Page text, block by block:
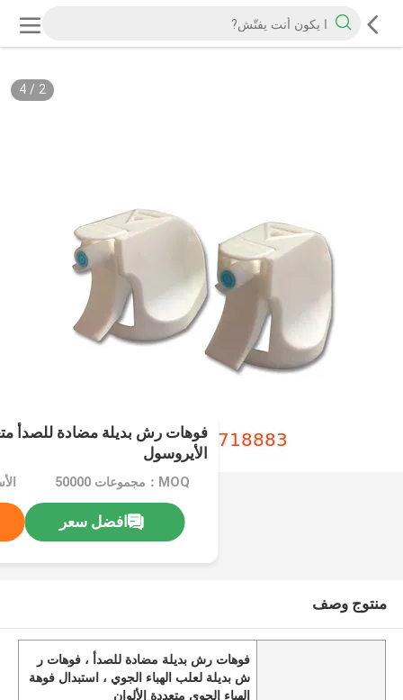
2
/
4
فوهات رش بديلة مضادة للصدأ
الأيروسول
MOQ：مجموعات 50000
افضل سعر
منتوج وصف
فوهات رش بديلة مضادة للصدأ ، فوهات ر
ش بديلة لعلب الهباء الجوي ، استبدال فوهة
الهباء الجوي متعددة الألوان